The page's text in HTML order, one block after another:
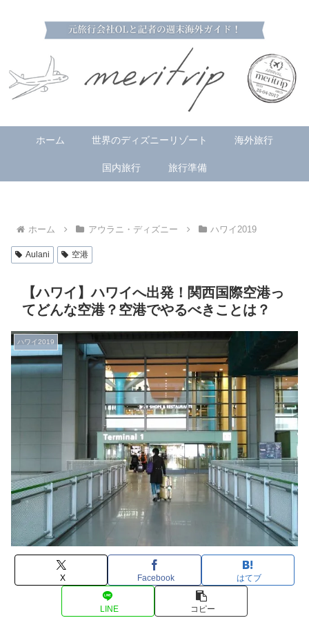
ホーム 世界のディズニーリゾート 海外旅行
国内旅行 旅行準備
ホーム アウラニ・ディズニー ハワイ2019
Aulani 空港
【ハワイ】ハワイへ出発！関西国際空港っ
てどんな空港？空港でやるべきことは？
ハワイ2019
X Facebook はてブ
LINE コピー